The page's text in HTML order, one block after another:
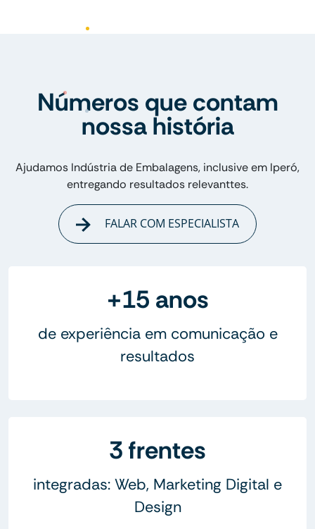
Números que contam
nossa história
Ajudamos Indústria de Embalagens, inclusive em Iperó,
entregando resultados relevanttes.
FALAR COM ESPECIALISTA
+15 anos
de experiência em comunicação e
resultados
3 frentes
integradas: Web, Marketing Digital e
Design